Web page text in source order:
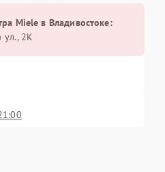
Miele в Владивостоке:
ул., 2К